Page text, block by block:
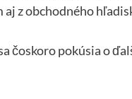
z obchodného
čoskoro pokúsia o